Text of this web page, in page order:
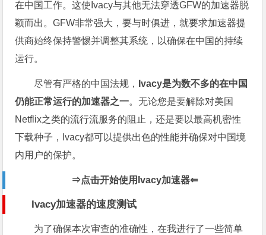
在中国工作。这使Ivacy与其他无法穿透GFW的加速器脱
颖而出。GFW非常强大，要与时俱进，就要求加速器提
供商始终保持警惕并调整其系统，以确保在中国的持续
运行。
尽管有严格的中国法规，
Ivacy是为数不多的在中国
仍能正常运行的加速器之一。无论您是要解除对美国
Netflix之类的流行流服务的阻止，还是要以最高机密性
下载种子，Ivacy都可以提供出色的性能并确保对中国境
内用户的保护。
⇒点击开始使用 Ivacy加速器⇐
Ivacy加速器的速度测试
为了确保本次审查的准确性，在我进行了一些简单